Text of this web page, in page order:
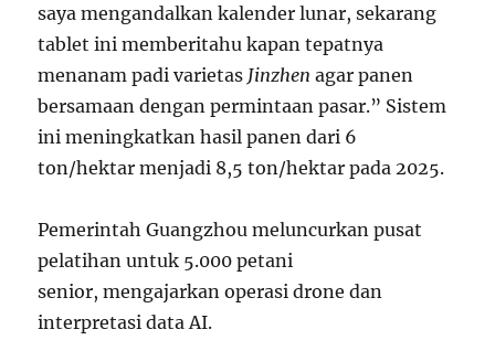
saya mengandalkan kalender lunar, sekarang
tablet ini memberitahu kapan tepatnya
menanam padi varietas Jinzhen agar panen
bersamaan dengan permintaan pasar.” Sistem
ini meningkatkan hasil panen dari 6
ton/hektar menjadi 8,5 ton/hektar pada 2025.
Pemerintah Guangzhou meluncurkan pusat
pelatihan untuk 5.000 petani
senior, mengajarkan operasi drone dan
interpretasi data AI.